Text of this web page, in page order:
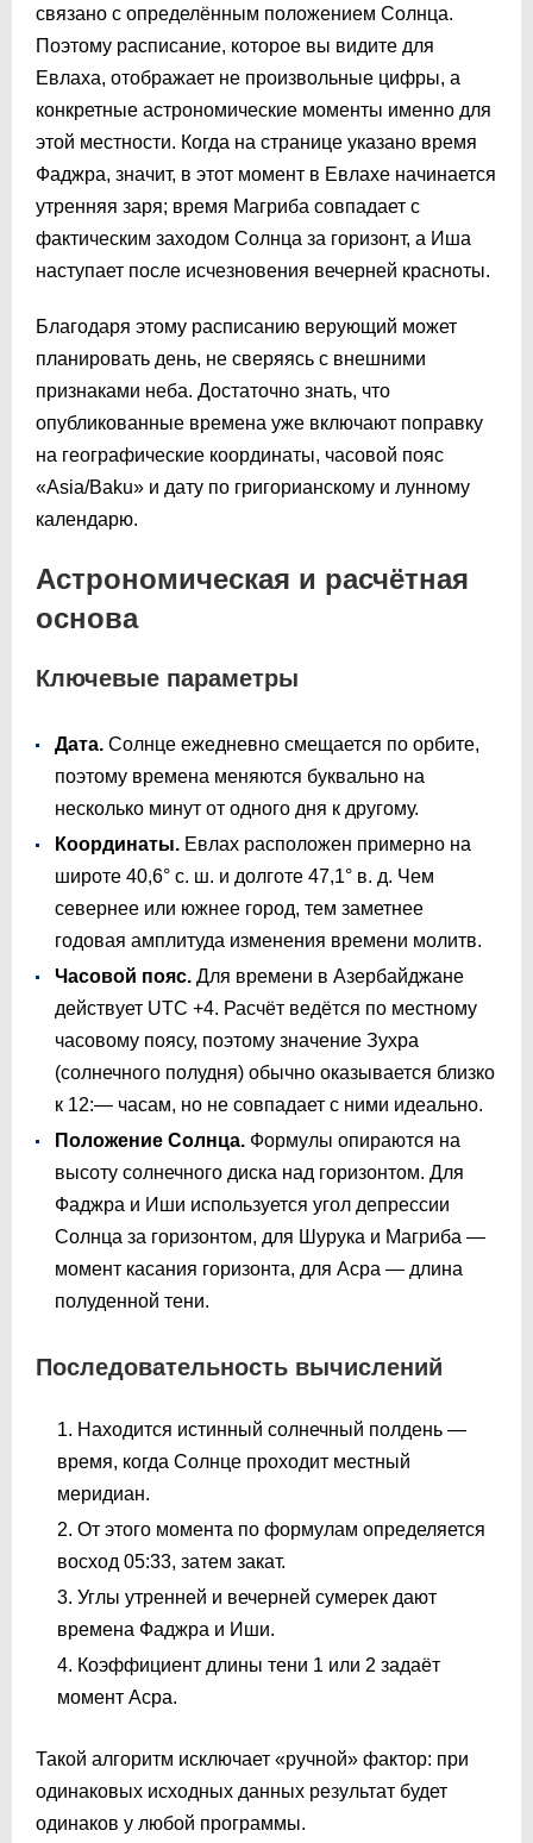
связано с определённым положением Солнца.
Поэтому расписание, которое вы видите для
Евлаха, отображает не произвольные цифры, а
конкретные астрономические моменты именно для
этой местности. Когда на странице указано время
Фаджра, значит, в этот момент в Евлахе начинается
утренняя заря; время Магриба совпадает с
фактическим заходом Солнца за горизонт, а Иша
наступает после исчезновения вечерней красноты.
Благодаря этому расписанию верующий может
планировать день, не сверяясь с внешними
признаками неба. Достаточно знать, что
опубликованные времена уже включают поправку
на географические координаты, часовой пояс
«Asia/Baku» и дату по григорианскому и лунному
календарю.
Астрономическая и расчётная
основа
Ключевые параметры
Дата. Солнце ежедневно смещается по орбите,
поэтому времена меняются буквально на
несколько минут от одного дня к другому.
Координаты. Евлах расположен примерно на
широте 40,6° с. ш. и долготе 47,1° в. д. Чем
севернее или южнее город, тем заметнее
годовая амплитуда изменения времени молитв.
Часовой пояс. Для времени в Азербайджане
действует UTC +4. Расчёт ведётся по местному
часовому поясу, поэтому значение Зухра
(солнечного полудня) обычно оказывается близко
к 12:— часам, но не совпадает с ними идеально.
Положение Солнца. Формулы опираются на
высоту солнечного диска над горизонтом. Для
Фаджра и Иши используется угол депрессии
Солнца за горизонтом, для Шурука и Магриба —
момент касания горизонта, для Асра — длина
полуденной тени.
Последовательность вычислений
Находится истинный солнечный полдень —
время, когда Солнце проходит местный
меридиан.
От этого момента по формулам определяется
восход 05:33, затем закат.
Углы утренней и вечерней сумерек дают
времена Фаджра и Иши.
Коэффициент длины тени 1 или 2 задаёт
момент Асра.
Такой алгоритм исключает «ручной» фактор: при
одинаковых исходных данных результат будет
одинаков у любой программы.